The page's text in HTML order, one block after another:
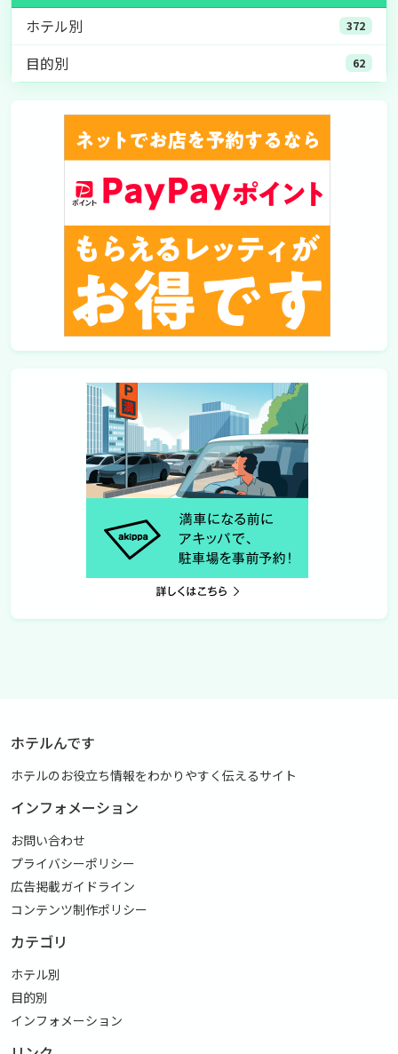
ホテル別
372
目的別 62
ホテルんです
ホテルのお役立ち情報をわかりやすく伝えるサイト
インフォメーション
お問い合わせ
プライバシーポリシー
広告掲載ガイドライン
コンテンツ制作ポリシー
カテゴリ
ホテル別
目的別
インフォメーション